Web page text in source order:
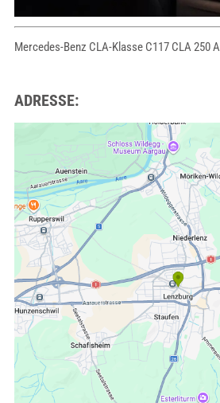
Mercedes-Benz CLA-Klasse C117 CLA 250
ADRESSE: